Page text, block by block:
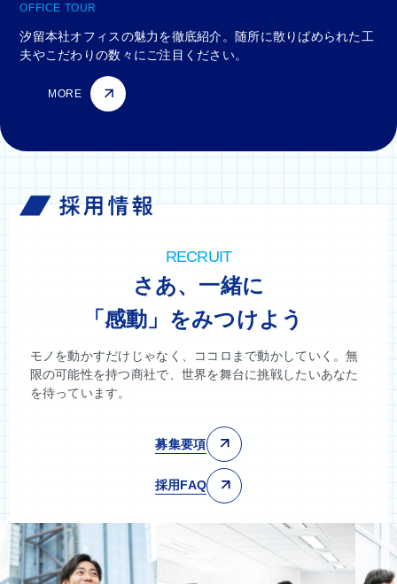
OFFICE TOUR
汐留本社オフィスの魅力を徹底紹介。随所に散りばめられた工
夫やこだわりの数々にご注目ください。
MORE
RECRUIT
さあ、一緒に
「感動」をみつけよう
モノを動かすだけじゃなく、ココロまで動かしていく。無
限の可能性を持つ商社で、世界を舞台に挑戦したいあなた
を待っています。
募集要項
採用FAQ